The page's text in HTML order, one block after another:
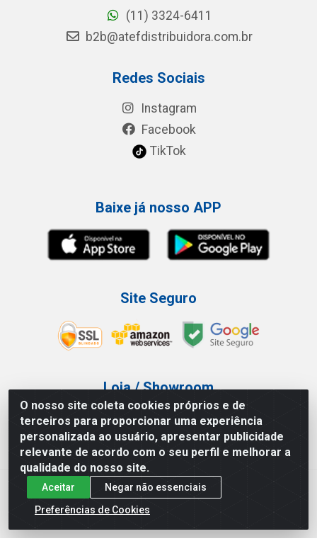
O nosso site coleta cookies próprios e de
terceiros para proporcionar uma experiência
personalizada ao usuário, apresentar publicidade
relevante de acordo com o seu perfil e melhorar a
qualidade do nosso site.
Aceitar
Negar não essenciais
Preferências de Cookies
(11) 3324-6411
b2b@atefdistribuidora.com.br
Redes Sociais
Instagram
Facebook
TikTok
Baixe já nosso APP
Site Seguro
Loja / Showroom
Tel.: (11) 3227-0546
Av Vautier, 587/597 - Pari - São Paulo/SP
Atef Distribuidora LTDA - Av. Vautier, 585/597 - Pari - São
Paulo/SP - CEP 03.032-000 - CNPJ 27.717.135/0001-29